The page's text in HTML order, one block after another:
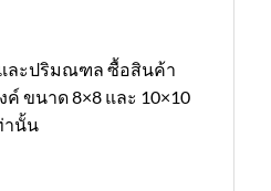
.และปริมณฑล ซื้อสินค้า
ค์ ขนาด 8×8 และ 10×10
านั้น